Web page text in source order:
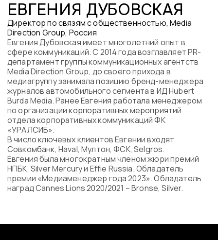
Маркетинг
Молодые креаторы
О фестивале
История фестиваля
Условия участия
Жюри
Победители
Специальные награды
Программа
Часто задаваемые вопросы
Партнеры
Контакты
Блог
Цикл лекций
ЕВГЕНИЯ ДУБОВСКАЯ
Директор по связям с общественностью, Media
Direction Group, Россия
Евгения Дубовская имеет многолетний опыт в
сфере коммуникаций. С 2014 года возглавляет PR-
департамент группы коммуникационных агентств
Media Direction Group, до своего прихода в
медиагруппу занимала позицию бренд-менеджера
журналов автомобильного сегмента в ИД Hubert
Burda Media. Ранее Евгения работала менеджером
по организации корпоративных мероприятий
отдела корпоративных коммуникаций ФК
«УРАЛСИБ».
В число ключевых клиентов Евгении входят
Совкомбанк, Haval, Мултон, ФСК, Selgros.
Евгения была многократным членом жюри премий
НПБК, Silver Mercury и Effie Russia. Обладатель
премии «Медиаменеджер года 2023». Обладатель
наград Cannes Lions 2020/2021 – Bronse, Silver.